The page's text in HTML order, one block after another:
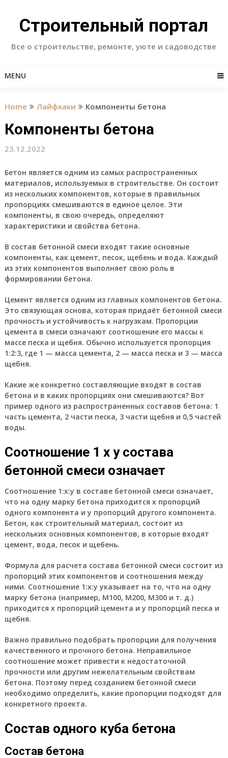
contentСтроительный портал
Все о строительстве, ремонте, уюте и садоводстве
MENU
Home Лайфхаки Компоненты бетона
Компоненты бетона
23.12.2022
Бетон является одним из самых распространенных
материалов, используемых в строительстве. Он состоит
из нескольких компонентов, которые в правильных
пропорциях смешиваются в единое целое. Эти
компоненты, в свою очередь, определяют
характеристики и свойства бетона.
В состав бетонной смеси входят такие основные
компоненты, как цемент, песок, щебень и вода. Каждый
из этих компонентов выполняет свою роль в
формировании бетона.
Цемент является одним из главных компонентов бетона.
Это связующая основа, которая придаёт бетонной смеси
прочность и устойчивость к нагрузкам. Пропорции
цемента в смеси означают соотношение его массы к
массе песка и щебня. Обычно используется пропорция
1:2:3, где 1 — масса цемента, 2 — масса песка и 3 — масса
щебня.
Какие же конкретно составляющие входят в состав
бетона и в каких пропорциях они смешиваются? Вот
пример одного из распространенных составов бетона: 1
часть цемента, 2 части песка, 3 части щебня и 0,5 частей
воды.
Соотношение 1 х у состава
бетонной смеси означает
Соотношение 1:х:у в составе бетонной смеси означает,
что на одну марку бетона приходится x пропорций
одного компонента и y пропорций другого компонента.
Бетон, как строительный материал, состоит из
нескольких основных компонентов, в которые входят
цемент, вода, песок и щебень.
Формула для расчета состава бетонной смеси состоит из
пропорций этих компонентов и соотношения между
ними. Соотношение 1:х:у указывает на то, что на одну
марку бетона (например, М100, М200, М300 и т. д.)
приходится x пропорций цемента и y пропорций песка и
щебня.
Важно правильно подобрать пропорции для получения
качественного и прочного бетона. Неправильное
соотношение может привести к недостаточной
прочности или другим нежелательным свойствам
бетона. Поэтому перед созданием бетонной смеси
необходимо определить, какие пропорции подходят для
конкретного проекта.
Состав одного куба бетона
Состав бетона